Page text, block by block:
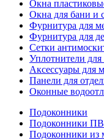
Окна
Окна для бани и
Фурнитура для
Фурнитура для
Сетки
Уплотнители для
Аксессуары для
Панели для
Оконные
Подоконники
Подоконники
Подоконники из